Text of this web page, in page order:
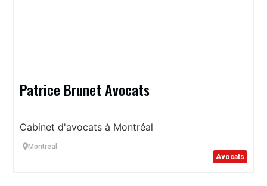
Patrice Brunet Avocats
Cabinet d'avocats à Montréal
Montreal
Avocats